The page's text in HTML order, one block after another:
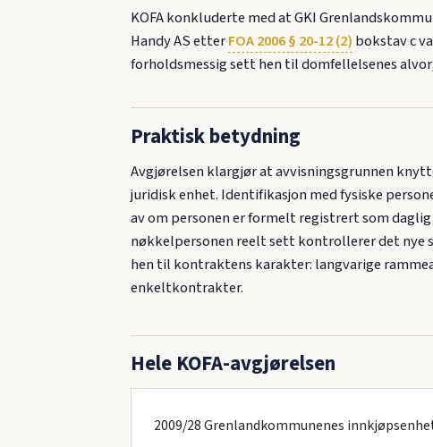
KOFA konkluderte med at GKI
Handy AS etterFOA 2006 § 20-12 (2) bokstav c
forholdsmessig sett hen til domfellelsenes
Praktisk betydning
Avgjørelsen klargjør at avvisningsgrunnen
juridisk enhet. Identifikasjon med fysiske
av om personen er formelt registrert som
nøkkelpersonen reelt sett kontrollerer det nye
hen til kontraktens karakter: langvarige
enkeltkontrakter.
Hele KOFA-avgjørelsen
2009/28 Grenlandkommunenes